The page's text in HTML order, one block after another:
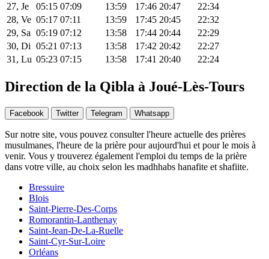
27, Je
05:15 07:09 13:59 17:46 20:47
22:34
28, Ve 05:17 07:11 13:59 17:45 20:45
22:32
29, Sa 05:19 07:12 13:58 17:44 20:44
22:29
30, Di 05:21 07:13 13:58 17:42 20:42
22:27
31, Lu 05:23 07:15 13:58 17:41 20:40 22:24
Direction de la Qibla à Joué-Lès-Tours
Facebook Twitter Telegram Whatsapp
Sur notre site, vous pouvez consulter l'heure actuelle des prières
musulmanes, l'heure de la prière pour aujourd'hui et pour le mois à
venir. Vous y trouverez également l'emploi du temps de la prière
dans votre ville, au choix selon les madhhabs hanafite et shafiite.
Bressuire
Blois
Saint-Pierre-Des-Corps
Romorantin-Lanthenay
Saint-Jean-De-La-Ruelle
Saint-Cyr-Sur-Loire
Orléans